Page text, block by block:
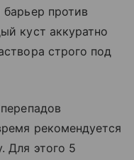
против
куст аккуратно
строго под
рекомендуется
Для этого 5